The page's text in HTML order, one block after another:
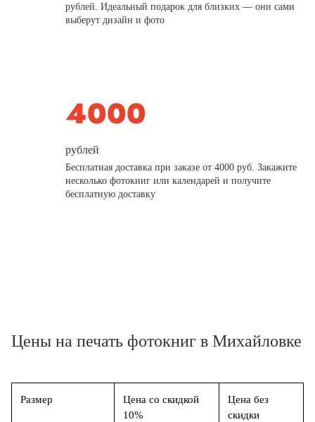
рублей. Идеальный подарок для близких — они сами
выберут дизайн и фото
рублей
Бесплатная доставка при заказе от 4000 руб. Закажите
несколько фотокниг или календарей и получите
бесплатную доставку
Цены на печать фотокниг в Михайловке
Размер
Цена со скидкой
10%
Цена без
скидки